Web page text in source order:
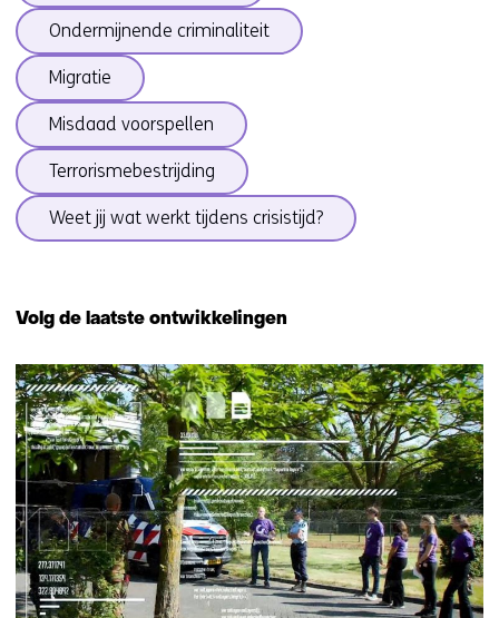
Ondermijnende criminaliteit
Migratie
Misdaad voorspellen
Terrorismebestrijding
Weet jij wat werkt tijdens crisistijd?
naar
(onderwerpen
onder
Weerbare
samenleving)
Volg de laatste ontwikkelingen
46
resultaten,
getoond
6
t/m
10